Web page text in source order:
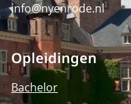
info@nyenrode.nl
Opleidingen
Bachelor